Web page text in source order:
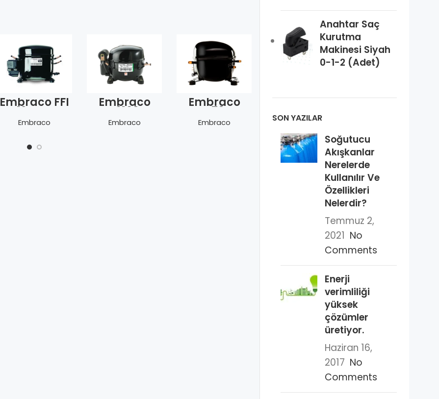
Embraco FFI
12 HBK
Embraco
Embraco
NEK 6160 Z –
dual frekans
–
Embraco
Embraco
EMYE 70 HEP
(1/5 Hp LBP)
Embraco
ERUe 70 HLP
Embraco
Embraco
Anahtar Saç
Kurutma
Makinesi Siyah
0-1-2 (Adet)
SON YAZILAR
Soğutucu
Akışkanlar
Nerelerde
Kullanılır Ve
Özellikleri
Nelerdir?
Temmuz 2,
2021 No
Comments
Enerji
verimliliği
yüksek
çözümler
üretiyor.
Haziran 16,
2017 No
Comments